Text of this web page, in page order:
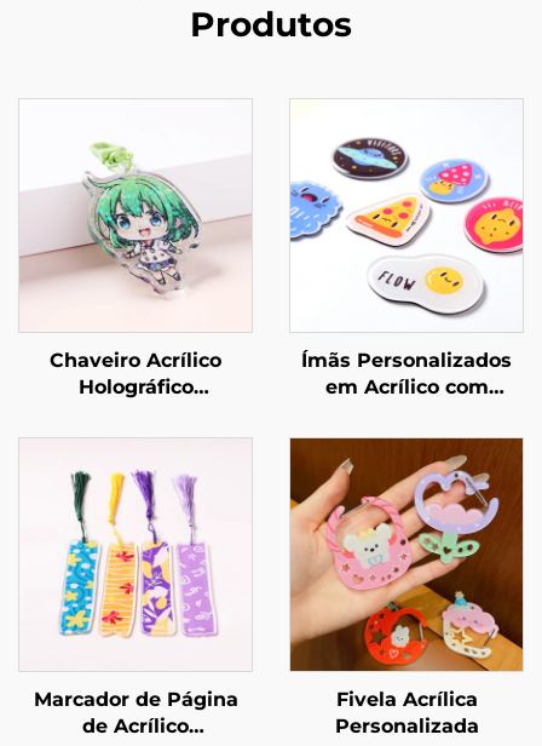
Produtos
Chaveiro Acrílico
Holográfico
Ímãs Personalizados
em Acrílico com
Marcador de Página
de Acrílico
Fivela Acrílica
Personalizada